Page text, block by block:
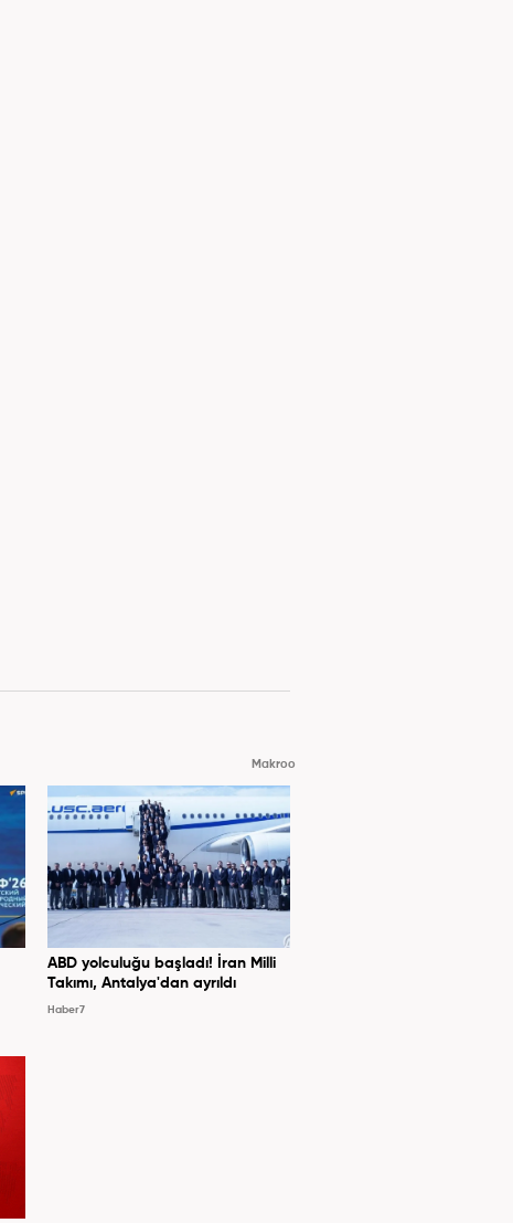
Makroo
ABD yolculuğu başladı! İran Milli
Takımı, Antalya'dan ayrıldı
Haber7